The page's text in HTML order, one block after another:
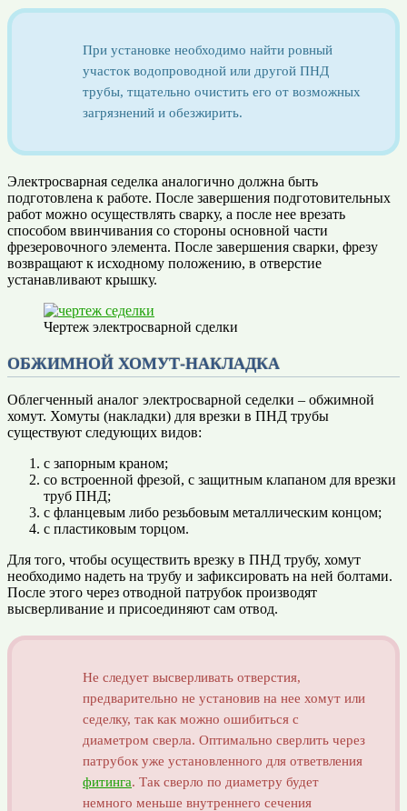
При установке необходимо найти ровный
участок водопроводной или другой ПНД
трубы, тщательно очистить его от возможных
загрязнений и обезжирить.
Электросварная седелка аналогично должна быть
подготовлена к работе. После завершения подготовительных
работ можно осуществлять сварку, а после нее врезать
способом ввинчивания со стороны основной части
фрезеровочного элемента. После завершения сварки, фрезу
возвращают к исходному положению, в отверстие
устанавливают крышку.
Чертеж электросварной сделки
ОБЖИМНОЙ ХОМУТ-НАКЛАДКА
Облегченный аналог электросварной седелки – обжимной
хомут. Хомуты (накладки) для врезки в ПНД трубы
существуют следующих видов:
с запорным краном;
со встроенной фрезой, с защитным клапаном для врезки
труб ПНД;
с фланцевым либо резьбовым металлическим концом;
с пластиковым торцом.
Для того, чтобы осуществить врезку в ПНД трубу, хомут
необходимо надеть на трубу и зафиксировать на ней болтами.
После этого через отводной патрубок производят
высверливание и присоединяют сам отвод.
Не следует высверливать отверстия,
предварительно не установив на нее хомут или
седелку, так как можно ошибиться с
диаметром сверла. Оптимально сверлить через
патрубок уже установленного для ответвления
фитинга. Так сверло по диаметру будет
немного меньше внутреннего сечения